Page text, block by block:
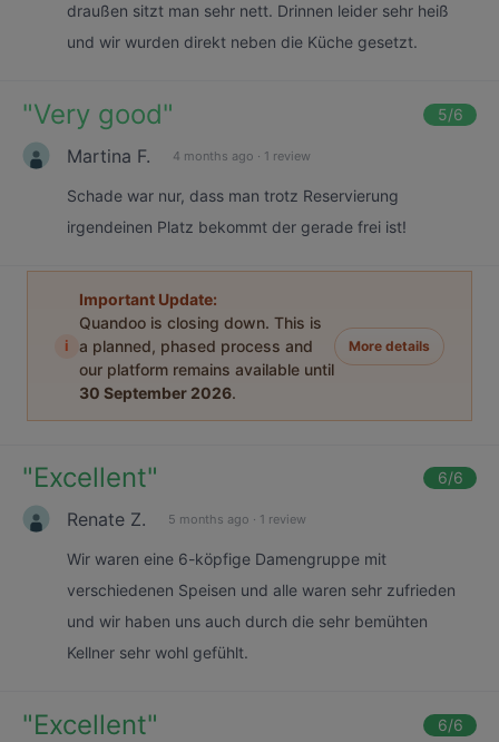
draußen sitzt man sehr nett. Drinnen leider sehr heiß
und wir wurden direkt neben die Küche gesetzt.
"Very good" 5/6
Martina F. 4 months ago · 1 review
Schade war nur, dass man trotz Reservierung
irgendeinen Platz bekommt der gerade frei ist!
i
Important Update:
Quandoo is closing down. This is
a planned, phased process and
our platform remains available until
30 September 2026.
More details
"Excellent" 6/6
Renate Z. 5 months ago · 1 review
Wir waren eine 6-köpfige Damengruppe mit
verschiedenen Speisen und alle waren sehr zufrieden
und wir haben uns auch durch die sehr bemühten
Kellner sehr wohl gefühlt.
"Excellent" 6/6